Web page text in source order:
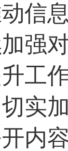
信
强
工
实
内